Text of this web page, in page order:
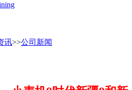
讯>>公司新闻